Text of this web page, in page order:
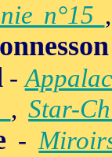
n°15 ,
-
,Star-
-